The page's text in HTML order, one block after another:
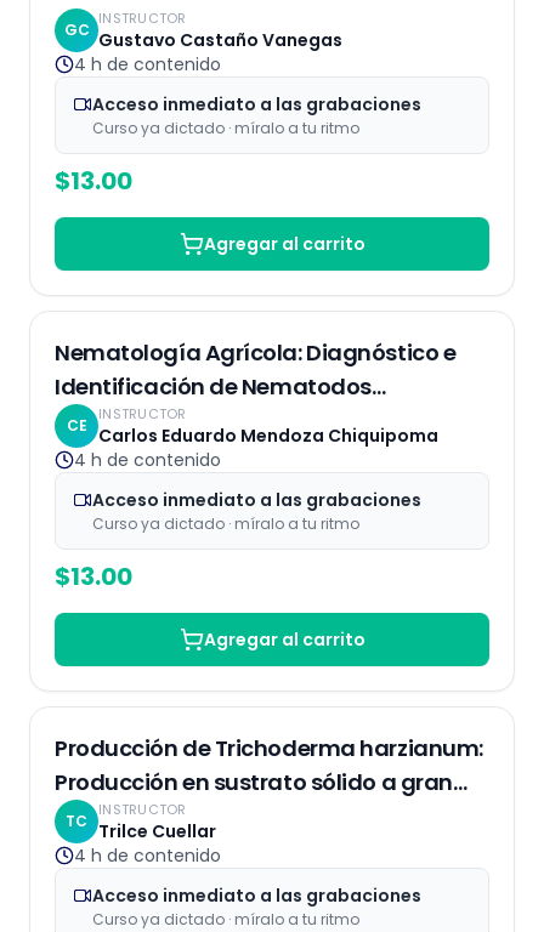
Eliminación de Plagas
GC
INSTRUCTOR
Gustavo Castaño Vanegas
4 h de contenido
Acceso inmediato a las grabaciones
Curso ya dictado · míralo a tu ritmo
$13.00
Agregar al carrito
Grabaciones
Nematología Agrícola: Diagnóstico e
Identificación de Nematodos
Fitoparásitos
CE
INSTRUCTOR
Carlos Eduardo Mendoza Chiquipoma
4 h de contenido
Acceso inmediato a las grabaciones
Curso ya dictado · míralo a tu ritmo
$13.00
Agregar al carrito
Grabaciones
Producción de Trichoderma harzianum:
Producción en sustrato sólido a gran
escala
TC
INSTRUCTOR
Trilce Cuellar
4 h de contenido
Acceso inmediato a las grabaciones
Curso ya dictado · míralo a tu ritmo